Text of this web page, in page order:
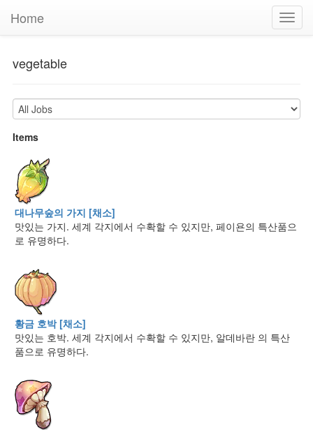
Home
vegetable
Items
대나무숲의 가지 [채소]
맛있는 가지. 세계 각지에서 수확할 수 있지만, 페이욘의 특산품으
로 유명하다.
황금 호박 [채소]
맛있는 호박. 세계 각지에서 수확할 수 있지만, 알데바란 의 특산
품으로 유명하다.